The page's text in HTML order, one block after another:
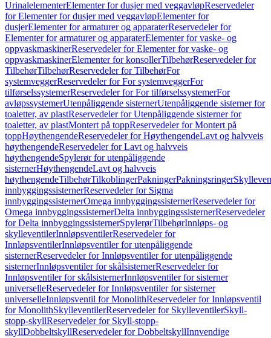
UrinalelementerElementer for dusjer med veggavløpReservedeler
for Elementer for dusjer med veggavløpElementer for
dusjerElementer for armaturer og apparaterReservedeler for
Elementer for armaturer og apparaterElementer for vaske- og
oppvaskmaskinerReservedeler for Elementer for vaske- og
oppvaskmaskinerElementer for konsollerTilbehørReservedeler for
TilbehørTilbehørReservedeler for TilbehørFor
systemveggerReservedeler for For systemveggerFor
tilførselssystemerReservedeler for For tilførselssystemerFor
avløpssystemerUtenpåliggende sisternerUtenpåliggende sisterner for
toaletter, av plastReservedeler for Utenpåliggende sisterner for
toaletter, av plastMontert på toppReservedeler for Montert på
toppHøythengendeReservedeler for HøythengendeLavt og halvveis
høythengendeReservedeler for Lavt og halvveis
høythengendeSpylerør for utenpåliggende
sisternerHøythengendeLavt og halvveis
høythengendeTilbehørTilkoblingerPakningerPakningsringer
innbyggingssisternerReservedeler for Sigma
innbyggingssisternerOmega innbyggingssisternerReservedeler for
Omega innbyggingssisternerDelta innbyggingssisternerReservedeler
for Delta innbyggingssisternerSpylerørTilbehørInnløps- og
skylleventilerInnløpsventilerReservedeler for
InnløpsventilerInnløpsventiler for utenpåliggende
sisternerReservedeler for Innløpsventiler for utenpåliggende
sisternerInnløpsventiler for skålsisternerReservedeler for
Innløpsventiler for skålsisternerInnløpsventiler for sisterner
universelleReservedeler for Innløpsventiler for sisterner
universelleInnløpsventil for MonolithReservedeler for Innløpsventil
for MonolithSkylleventilerReservedeler for SkylleventilerSkyll-
stopp-skyllReservedeler for Skyll-stopp-
skyllDobbeltskyllReservedeler for DobbeltskyllInnvendige